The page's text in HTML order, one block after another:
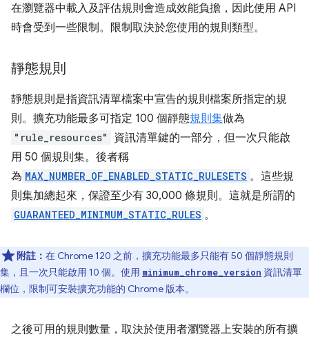
在瀏覽器中載入及評估規則會造成效能負擔，因此使用 API
時會受到一些限制。限制取決於您使用的規則類型。
靜態規則
靜態規則是指資訊清單檔案中宣告的規則檔案所指定的規
則。擴充功能最多可指定 100 個靜態規則集做為
"rule_resources"
資訊清單鍵的一部分，但一次只能啟
用 50 個規則集。後者稱
為 MAX_NUMBER_OF_ENABLED_STATIC_RULESETS 。這些規
則集加總起來，保證至少有 30,000 條規則。這就是所謂的
GUARANTEED_MINIMUM_STATIC_RULES 。
附註： 在 Chrome 120 之前，擴充功能最多只能有 50 個靜態規則
集，且一次只能啟用 10 個。使用 minimum_chrome_version 資訊清單
欄位，限制可安裝擴充功能的 Chrome 版本。
之後可用的規則數量，取決於使用者瀏覽器上安裝的所有擴